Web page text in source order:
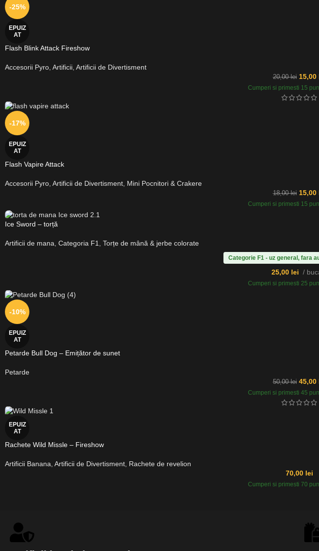
-25%
EPUIZ
AT
Flash Blink Attack Fireshow
Accesorii Pyro Artificii Artificii de Divertisment
20,00lei 15,00
Cumperi si primesti 15
-17%
EPUIZ
AT
Flash Vapire Attack
Accesorii Pyro Artificii de Divertisment Mini Pocnitori & Crakere
18,00lei 15,00
Cumperi si primesti 15
Ice Sword – torță
Artificii de mana, Categoria F1, Torțe de mână & jerbe colorate
Categorie F1 - uz general, fara
25,00 lei
Cumperi si primesti 25
-10%
EPUIZ
AT
Petarde Bull Dog – Emițător de sunet
Petarde
50,00lei 45,00
Cumperi si primesti 45
EPUIZ
AT
Rachete Wild Missle – Fireshow
Artificii Banana Artificii de Divertisment Rachete de revelion
70,00 lei
Cumperi si primesti 70